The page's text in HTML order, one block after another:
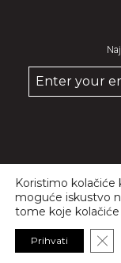
© 2026 All Rights
Koristimo kolačiće
moguće iskustvo
tome koje
Prihvati